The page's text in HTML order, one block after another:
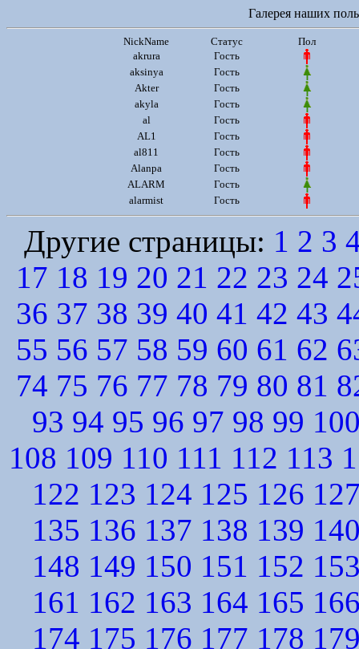
Галерея наших
NickName Статус
Пол
akrura
Гость
aksinya
Гость
Akter
Гость
akyla
Гость
al
Гость
AL1
Гость
al811
Гость
Alanpa
Гость
ALARM
Гость
alarmist
Гость
Другие страницы: 1 2 3
17 18 19 20 21 22 23 24
36 37 38 39 40 41 42 43
55 56 57 58 59 60 61 62
74 75 76 77 78 79 80 81
93 94 95 96 97 98 99
108 109 110 111 112 113
122 123 124 125 126
135 136 137 138 139
148 149 150 151 152
161 162 163 164 165
174 175 176 177 178